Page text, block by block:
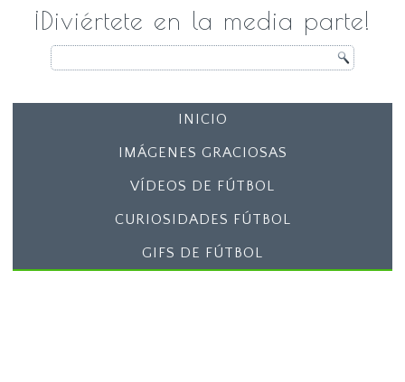
¡Diviértete en la media parte!
INICIO
IMÁGENES GRACIOSAS
VÍDEOS DE FÚTBOL
CURIOSIDADES FÚTBOL
GIFS DE FÚTBOL